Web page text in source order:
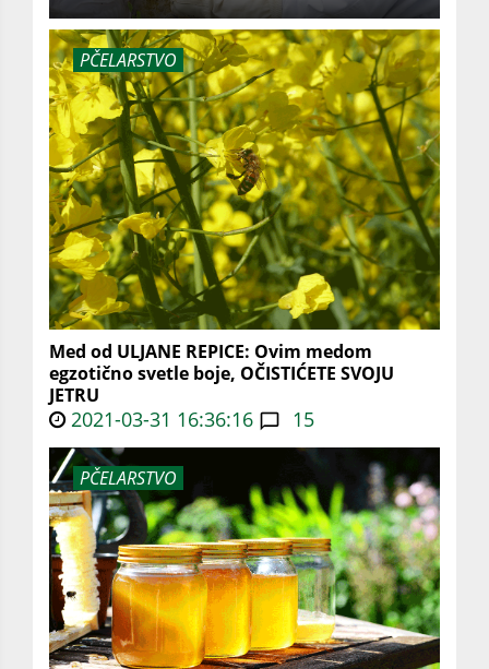
PČELARSTVO
Med od ULJANE REPICE: Ovim medom
egzotično svetle boje, OČISTIĆETE SVOJU
JETRU
2021-03-31 16:36:16 15
PČELARSTVO